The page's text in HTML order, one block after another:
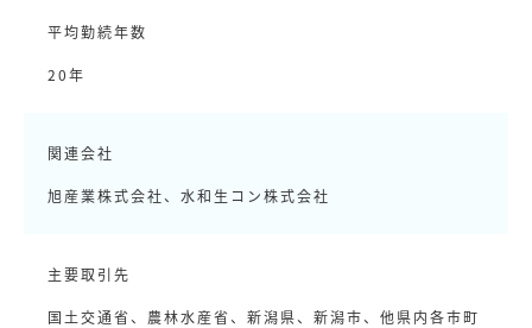
平均勤続年数
20年
関連会社
旭産業株式会社、水和生コン株式会社
主要取引先
国土交通省、農林水産省、新潟県、新潟市、他県内各市町